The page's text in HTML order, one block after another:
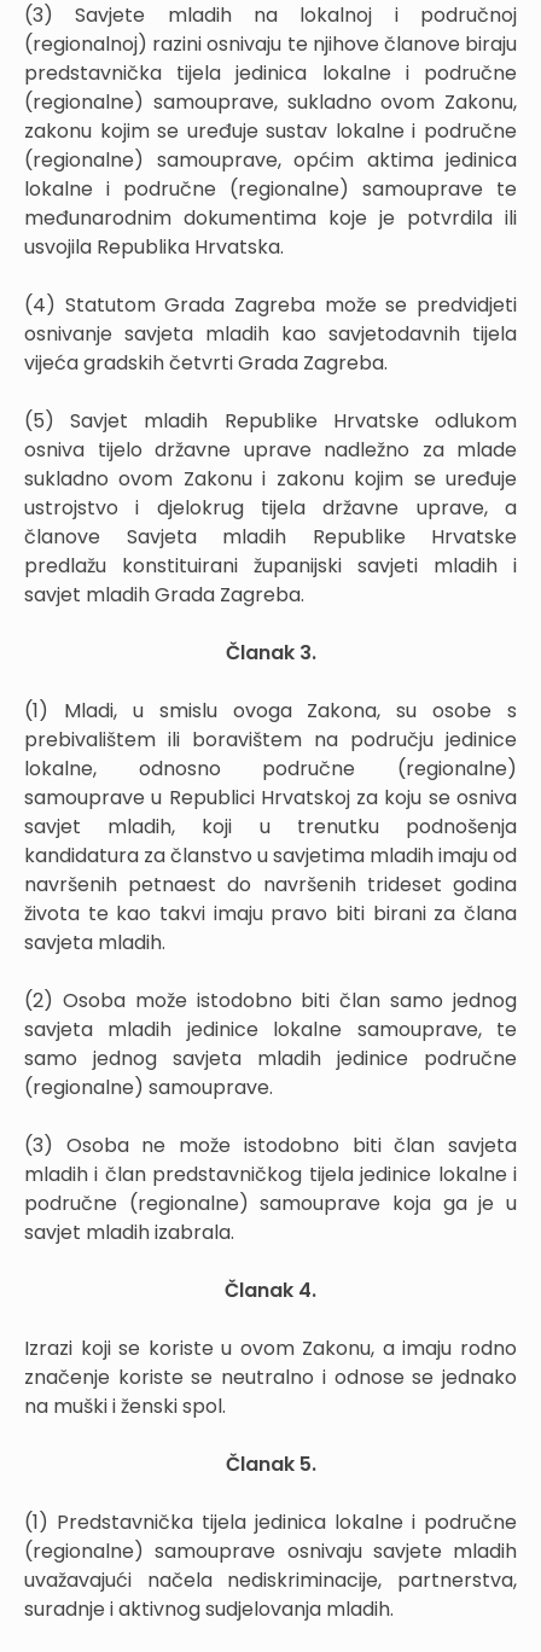
(3) Savjete mladih na lokalnoj i područnoj
(regionalnoj) razini osnivaju te njihove članove biraju
predstavnička tijela jedinica lokalne i područne
(regionalne) samouprave, sukladno ovom Zakonu,
zakonu kojim se uređuje sustav lokalne i područne
(regionalne) samouprave, općim aktima jedinica
lokalne i područne (regionalne) samouprave te
međunarodnim dokumentima koje je potvrdila ili
usvojila Republika Hrvatska.
(4) Statutom Grada Zagreba može se predvidjeti
osnivanje savjeta mladih kao savjetodavnih tijela
vijeća gradskih četvrti Grada Zagreba.
(5) Savjet mladih Republike Hrvatske odlukom
osniva tijelo državne uprave nadležno za mlade
sukladno ovom Zakonu i zakonu kojim se uređuje
ustrojstvo i djelokrug tijela državne uprave, a
članove Savjeta mladih Republike Hrvatske
predlažu konstituirani županijski savjeti mladih i
savjet mladih Grada Zagreba.
Članak 3.
(1) Mladi, u smislu ovoga Zakona, su osobe s
prebivalištem ili boravištem na području jedinice
lokalne, odnosno područne (regionalne)
samouprave u Republici Hrvatskoj za koju se osniva
savjet mladih, koji u trenutku podnošenja
kandidatura za članstvo u savjetima mladih imaju od
navršenih petnaest do navršenih trideset godina
života te kao takvi imaju pravo biti birani za člana
savjeta mladih.
(2) Osoba može istodobno biti član samo jednog
savjeta mladih jedinice lokalne samouprave, te
samo jednog savjeta mladih jedinice područne
(regionalne) samouprave.
(3) Osoba ne može istodobno biti član savjeta
mladih i član predstavničkog tijela jedinice lokalne i
područne (regionalne) samouprave koja ga je u
savjet mladih izabrala.
Članak 4.
Izrazi koji se koriste u ovom Zakonu, a imaju rodno
značenje koriste se neutralno i odnose se jednako
na muški i ženski spol.
Članak 5.
(1) Predstavnička tijela jedinica lokalne i područne
(regionalne) samouprave osnivaju savjete mladih
uvažavajući načela nediskriminacije, partnerstva,
suradnje i aktivnog sudjelovanja mladih.